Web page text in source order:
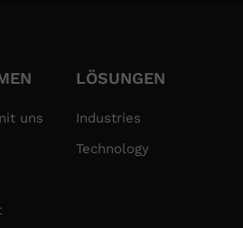
uns
LÖSUNGEN
Industries
Technology